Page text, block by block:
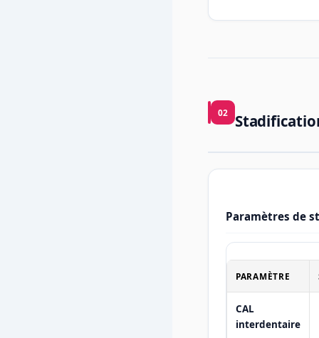
02
Paramètres de
PARAMÈTRE
CAL
interdentaire